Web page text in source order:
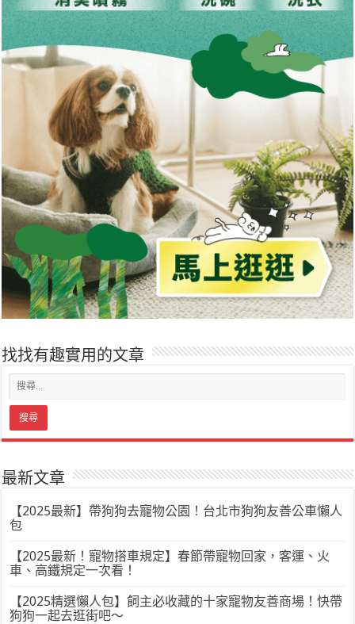
找找有趣實用的文章
最新文章
【2025最新】帶狗狗去寵物公園！台北市狗狗友善公車懶人
包
【2025最新！寵物搭車規定】春節帶寵物回家，客運、火
車、高鐵規定一次看！
【2025精選懶人包】飼主必收藏的十家寵物友善商場！快帶
狗狗一起去逛街吧～